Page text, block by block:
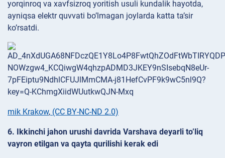
yorqinroq va xavfsizroq yoritish usuli kundalik hayotda,
ayniqsa elektr quvvati bo’lmagan joylarda katta ta’sir
ko’rsatdi.
mik Krakow, (CC BY-NC-ND 2.0)
6. Ikkinchi jahon urushi davrida Varshava deyarli to’liq
vayron etilgan va qayta qurilishi kerak edi